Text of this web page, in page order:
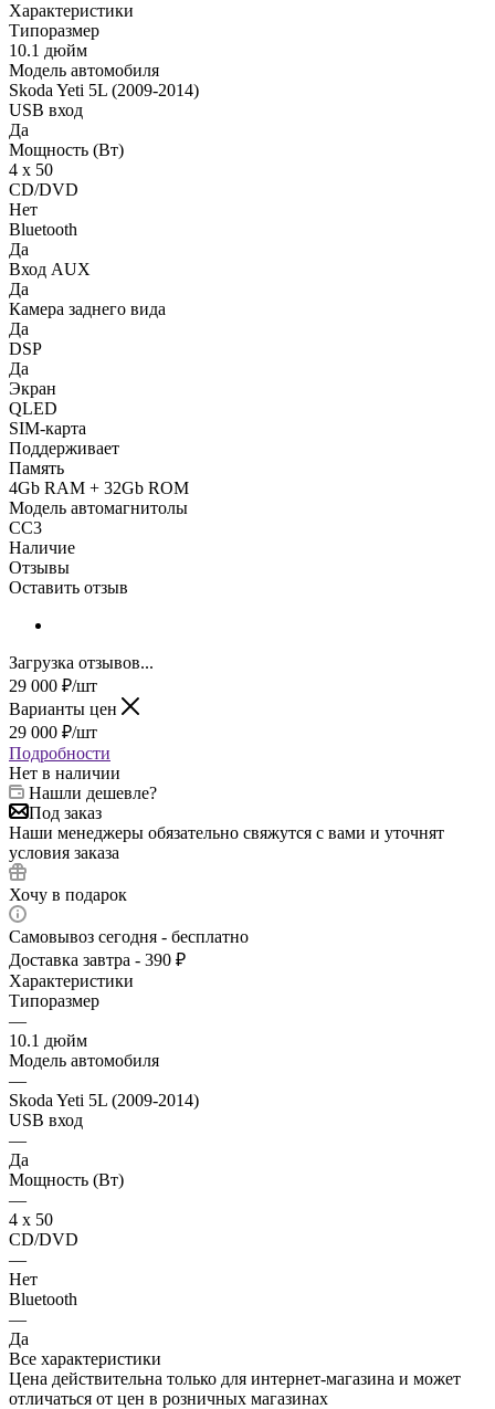
Характеристики
Типоразмер
10.1 дюйм
Модель автомобиля
Skoda Yeti 5L (2009-2014)
USB вход
Да
Мощность (Вт)
4 х 50
CD/DVD
Нет
Bluetooth
Да
Вход AUX
Да
Камера заднего вида
Да
DSP
Да
Экран
QLED
SIM-карта
Поддерживает
Память
4Gb RAM + 32Gb ROM
Модель автомагнитолы
CC3
Наличие
Отзывы
Оставить отзыв
Загрузка отзывов...
29 000 ₽/шт
Варианты цен
29 000 ₽/шт
Подробности
Нет в наличии
Нашли дешевле?
Под заказ
Наши менеджеры обязательно свяжутся с вами и уточнят
условия заказа
Хочу в подарок
Самовывоз сегодня - бесплатно
Доставка завтра - 390 ₽
Характеристики
Типоразмер
—
10.1 дюйм
Модель автомобиля
—
Skoda Yeti 5L (2009-2014)
USB вход
—
Да
Мощность (Вт)
—
4 х 50
CD/DVD
—
Нет
Bluetooth
—
Да
Все характеристики
Цена действительна только для интернет-магазина и может
отличаться от цен в розничных магазинах